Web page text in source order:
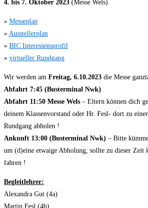
4. bis 7. Oktober 2023 (Messe Wels)
» Messeplan
» Ausstellerplan
» BIC Interessensprofil
» virtueller Rundgang
Wir werden am Freitag, 6.10.2023 die Messe
Abfahrt 7:45 (Busterminal Nwk)
Abfahrt 11:50 Messe Wels – Eltern können dich
deinem Klassenvorstand oder Hr. Fesl- dort zu
Rundgang abholen !
Ankunft 13:00 (Busterminal Nwk) – Bitte
um (d)eine etwaige Abholung, sollte zu dieser Zeit
fahren !
Begleitlehrer:
Alexandra Gut (4a)
Martin Fesl (4b)